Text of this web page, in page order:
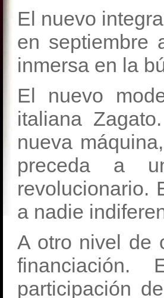
El nuevo
en septiembre
inmersa en la
El nuevo
italiana
nueva
preceda a
revolucionario.
a nadie
A otro nivel de
participación